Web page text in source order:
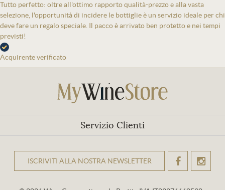
Tutto perfetto: oltre all'ottimo rapporto qualità-prezzo e alla vasta
selezione, l'opportunità di incidere le bottiglie è un servizio ideale per chi
deve fare un regalo speciale. Il pacco è arrivato ben protetto e nei tempi
previsti!
Acquirente verificato
Servizio Clienti
ISCRIVITI ALLA NOSTRA NEWSLETTEROK